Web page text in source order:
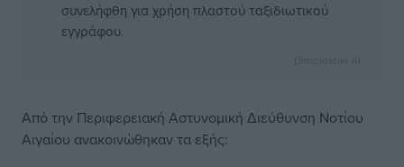
συνελήφθη για χρήση πλαστού ταξιδιωτικού
εγγράφου.
Από την Περιφερειακή Αστυνομική Διεύθυνση Νοτίου
Αιγαίου ανακοινώθηκαν τα εξής: